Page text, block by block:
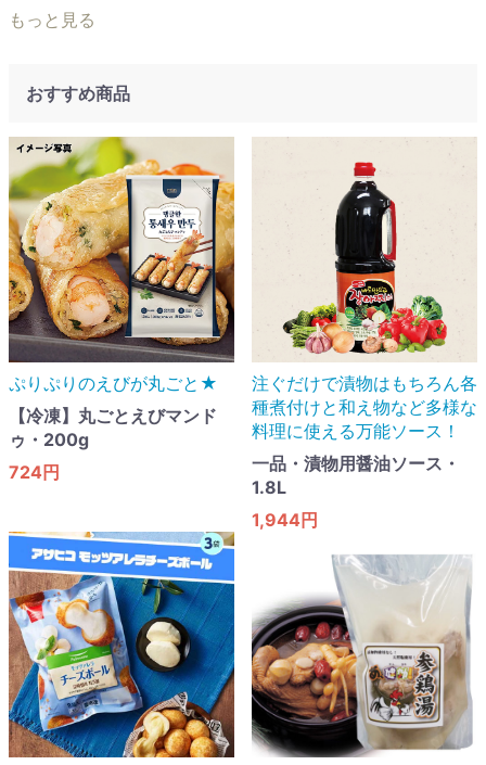
もっと見る
おすすめ商品
ぷりぷりのえびが丸ごと★
【冷凍】丸ごとえびマンド
ゥ・200g
724円
注ぐだけで漬物はもちろん各
種煮付けと和え物など多様な
料理に使える万能ソース！
一品・漬物用醤油ソース・
1.8L
1,944円